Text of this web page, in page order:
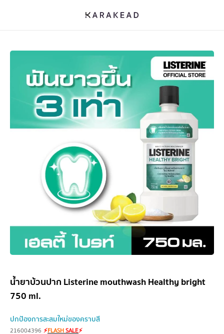
น้ำยาบ้วนปาก Listerine mouthwash Healthy bright
750 ml.
ปกป้องการสะสมใหม่ของคราบสี
216004396 ⚡FLASHSALE⚡